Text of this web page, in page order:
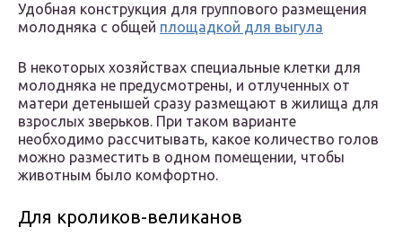
Удобная конструкция для группового размещения
молодняка с общей площадкой для выгула
В некоторых хозяйствах специальные клетки для
молодняка не предусмотрены, и отлученных от
матери детенышей сразу размещают в жилища для
взрослых зверьков. При таком варианте
необходимо рассчитывать, какое количество голов
можно разместить в одном помещении, чтобы
животным было комфортно.
Для кроликов-великанов